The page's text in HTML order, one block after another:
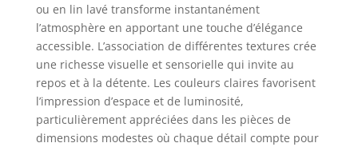
ou en lin lavé transforme instantanément
l’atmosphère en apportant une touche d’élégance
accessible. L’association de différentes textures crée
une richesse visuelle et sensorielle qui invite au
repos et à la détente. Les couleurs claires favorisent
l’impression d’espace et de luminosité,
particulièrement appréciées dans les pièces de
dimensions modestes où chaque détail compte pour